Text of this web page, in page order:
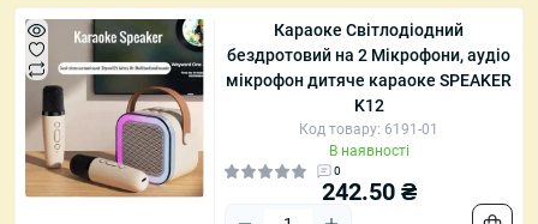
Караоке Світлодіодний
бездротовий на 2 Мікрофони, аудіо
мікрофон дитяче караоке SPEAKER
K12
Код товару: 6191-01
В наявності
0
242.50 ₴